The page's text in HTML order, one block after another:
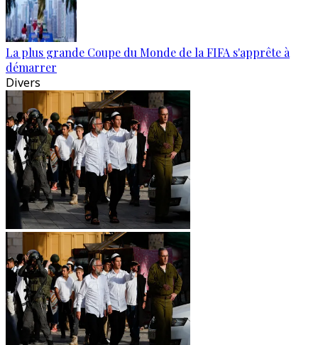
La plus grande Coupe du Monde de la FIFA s'apprête à
démarrer
Divers